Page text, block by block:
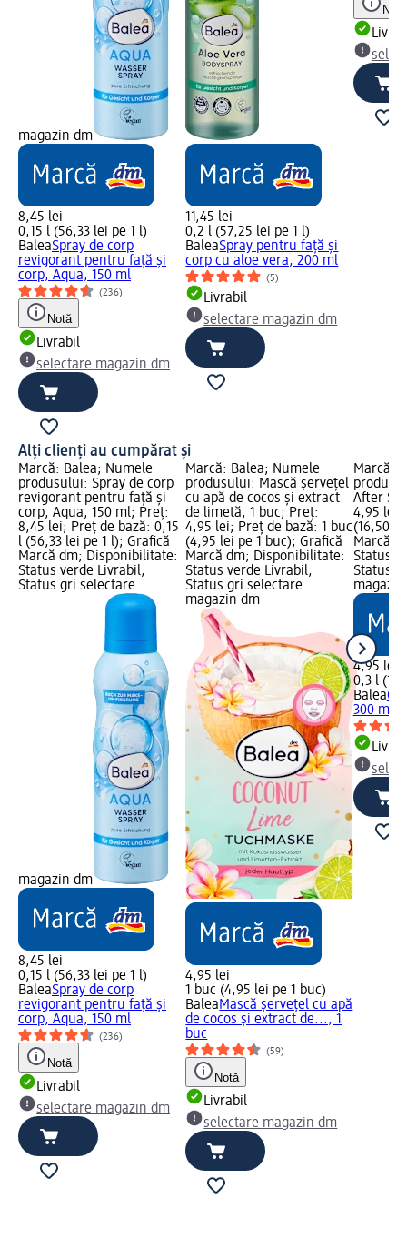
magazin dm
8,45 lei
0,15 l (56,33 lei pe 1 l)
BaleaSpray de corp
revigorant pentru față și
corp, Aqua, 150 ml
(236)
Notă
Livrabil
selectare magazin dm
11,45 lei
0,2 l (57,25 lei pe 1 l)
BaleaSpray pentru față și
corp cu aloe vera, 200 ml
(5)
Livrabil
selectare magazin dm
Notă
Alți clienți au cumpărat și
Marcă: Balea; Numele
produsului: Spray de corp
revigorant pentru față și
corp, Aqua, 150 ml; Preț:
8,45 lei; Preț de bază: 0,15
l (56,33 lei pe 1 l); Grafică
Marcă dm; Disponibilitate:
Status verde Livrabil,
Status gri selectare
magazin dm
8,45 lei
0,15 l (56,33 lei pe 1 l)
BaleaSpray de corp
revigorant pentru față și
corp, Aqua, 150 ml
(236)
Notă
Livrabil
selectare magazin dm
Marcă: Balea; Numele
produsului: Mască șervețel
cu apă de cocos și extract
de limetă, 1 buc; Preț:
4,95 lei; Preț de bază: 1 buc
(4,95 lei pe 1 buc); Grafică
Marcă dm; Disponibilitate:
Status verde Livrabil,
Status gri selectare
magazin dm
4,95 lei
1 buc (4,95 lei pe 1 buc)
BaleaMască șervețel cu apă
de cocos și extract de..., 1
buc
(59)
Notă
Livrabil
selectare magazin dm
Marcă:
After
4,95 lei;
(16,50
Marcă
Status
Status
4,95 lei
0,3 l
Balea
300 ml